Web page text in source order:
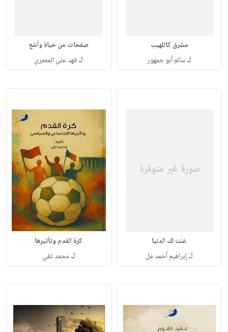
مشرق كاللهيب
لـسالم أبو جمهور
صفحات من حياة وأشع
لـفهد علي المعمري
غنت لك الدنيا
لـإبراهيم أحمد مل
كرة القدم وتأثيرها
لـ محمد تقي